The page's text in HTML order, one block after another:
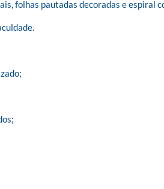
folhas pautadas decoradas e espiral